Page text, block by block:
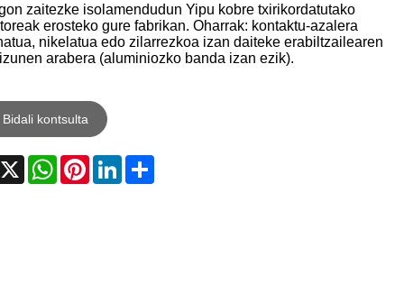
한국어
Svenska
zaitezke isolamendudun Yipu kobre txirikordatutako
erosteko gure fabrikan. Oharrak: kontaktu-azalera
nikelatua edo zilarrezkoa izan daiteke erabiltzailearen
arabera (aluminiozko banda izan ezik).
Bidali kontsulta
X WhatsApp
PinterestLinkedInShare